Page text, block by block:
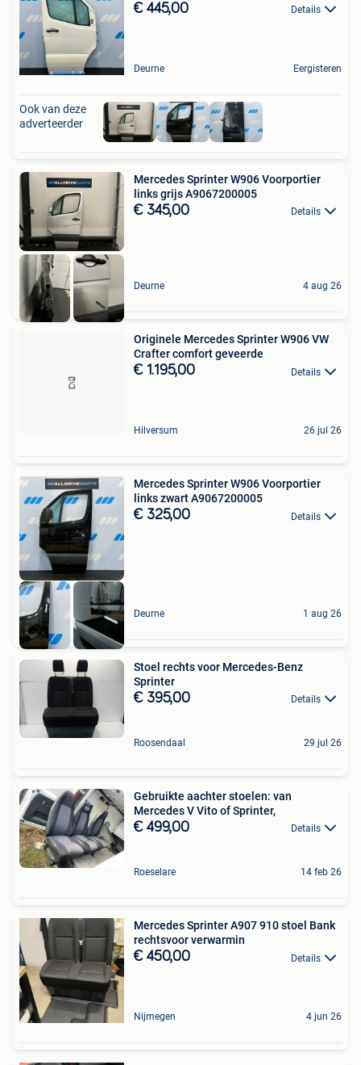
€ 445,00 Details
Deurne Eergisteren
Ook van deze
adverteerder
Mercedes Sprinter W906 Voorportier
links grijs A9067200005
€ 345,00 Details
Deurne 4 aug 26
Originele Mercedes Sprinter W906 VW
Crafter comfort geveerde
€ 1.195,00 Details
Hilversum 26 jul 26
Mercedes Sprinter W906 Voorportier
links zwart A9067200005
€ 325,00 Details
Deurne 1 aug 26
Stoel rechts voor Mercedes-Benz
Sprinter
€ 395,00 Details
Roosendaal 29 jul 26
Gebruikte aachter stoelen: van
Mercedes V Vito of Sprinter,
€ 499,00 Details
Roeselare 14 feb 26
Mercedes Sprinter A907 910 stoel Bank
rechtsvoor verwarmin
€ 450,00 Details
Nijmegen 4 jun 26